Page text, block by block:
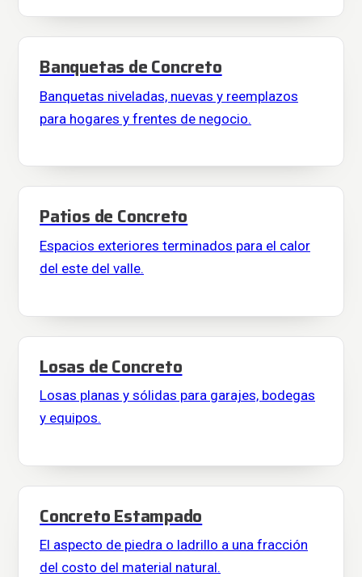
Banquetas de Concreto
Banquetas niveladas, nuevas y reemplazos
para hogares y frentes de negocio.
Patios de Concreto
Espacios exteriores terminados para el calor
del este del valle.
Losas de Concreto
Losas planas y sólidas para garajes, bodegas
y equipos.
Concreto Estampado
El aspecto de piedra o ladrillo a una fracción
del costo del material natural.